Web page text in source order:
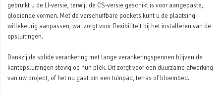
gebruikt u de LI-versie, terwijl de CS-versie geschikt is voor aangepaste,
glooiende vormen. Met de verschuifbare pockets kunt u de plaatsing
willekeurig aanpassen, wat zorgt voor flexibiliteit bij het installeren van de
opsluitingen.
Dankzij de solide verankering met lange verankeringspennen blijven de
kantopsluitingen stevig op hun plek. Dit zorgt voor een duurzame afwerking
van uw project, of het nu gaat om een tuinpad, terras of bloembed.